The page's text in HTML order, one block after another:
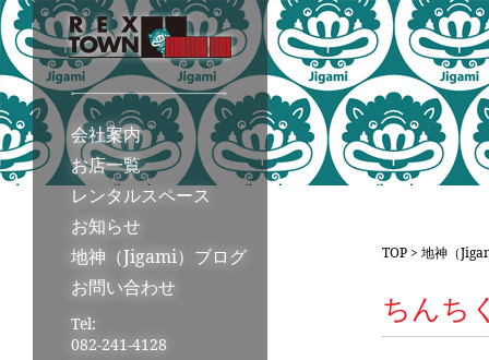
会社案内
お店一覧
レンタルスペース
お知らせ
地神（Jigami）ブログ
お問い合わせ
Tel:
082-241-4128
TOP> 地神（
ちんち